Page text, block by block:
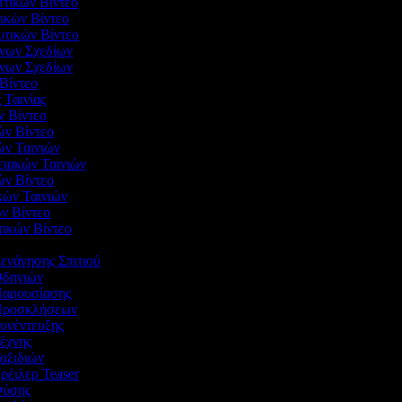
Βίντεο
Βίντεο
Σχεδίων
Σχεδίων
Βίντεο
Βίντεο
Ταινιών
Ταινιών
Βίντεο
Ταινιών
Βίντεο
Βίντεο
Σπιτιού
Teaser